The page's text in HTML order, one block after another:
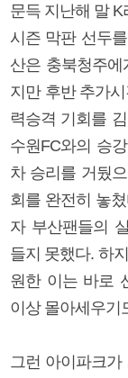
문득 지난해 말
시즌 막판 선두
산은 충북청주
지만 후반 추가
력승격 기회를
수원FC와의 승
차 승리를 거뒀
회를 완전히 놓
자 부산팬들의
들지 못했다. 하
원한 이는 바로
이상 몰아세우기
그런 아이파크